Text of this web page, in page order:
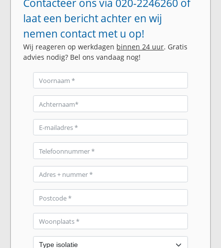
Contacteer ons via 020-2246260 of
laat een bericht achter en wij
nemen contact met u op!
Wij reageren op werkdagen binnen 24 uur. Gratis
advies nodig? Bel ons vandaag nog!